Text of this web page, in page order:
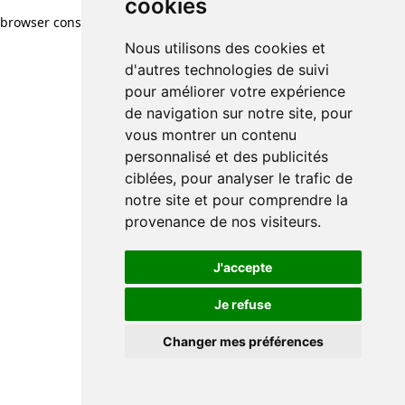
cookies
Nous utilisons des cookies et
d'autres technologies de suivi
pour améliorer votre expérience
de navigation sur notre site, pour
vous montrer un contenu
personnalisé et des publicités
ciblées, pour analyser le trafic de
notre site et pour comprendre la
provenance de nos visiteurs.
J'accepte
Je refuse
Changer mes préférences
browser console for more information)